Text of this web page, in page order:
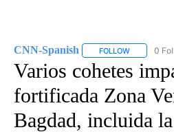
CNN-Spanish FOLLOW FOLLOW
0
Varios cohetes
fortificada Zona
Bagdad, incluida